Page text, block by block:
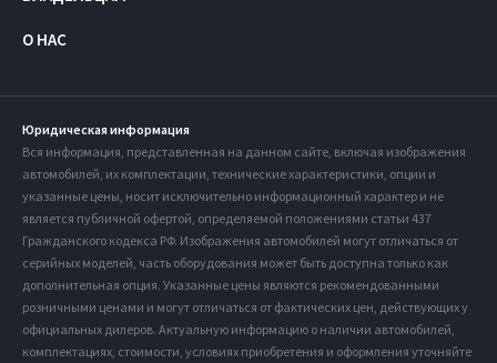
О НАС
Юридическая информация
Вся информация, представленная на данном сайте, включая изображения
автомобилей, их комплектации, технические характеристики, опции и
указанные цены, носит исключительно информационный характер и не
является публичной офертой, определяемой положениями статьи 437
Гражданского кодекса РФ. Изображения автомобилей могут отличаться от
серийных моделей, часть оборудования может быть доступна только как
дополнительная опция. Указанные цены являются рекомендованными
розничными ценами и могут отличаться от фактических цен, действующих у
официальных дилеров. Актуальную информацию о наличии автомобилей,
комплектациях, стоимости, условиях приобретения и оформления уточняйте